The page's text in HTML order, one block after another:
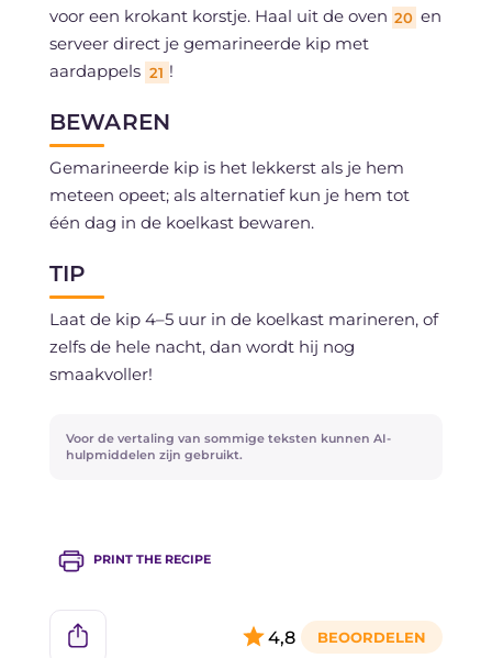
voor een krokant korstje. Haal uit de oven 20 en
serveer direct je gemarineerde kip met
aardappels 21 !
BEWAREN
Gemarineerde kip is het lekkerst als je hem
meteen opeet; als alternatief kun je hem tot
één dag in de koelkast bewaren.
TIP
Laat de kip 4–5 uur in de koelkast marineren, of
zelfs de hele nacht, dan wordt hij nog
smaakvoller!
Voor de vertaling van sommige teksten kunnen AI-
hulpmiddelen zijn gebruikt.
PRINT THE RECIPE
4,8